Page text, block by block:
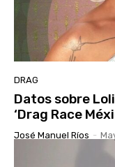
DRAG
Datos sobre
‘Drag Race
José Manuel Ríos -